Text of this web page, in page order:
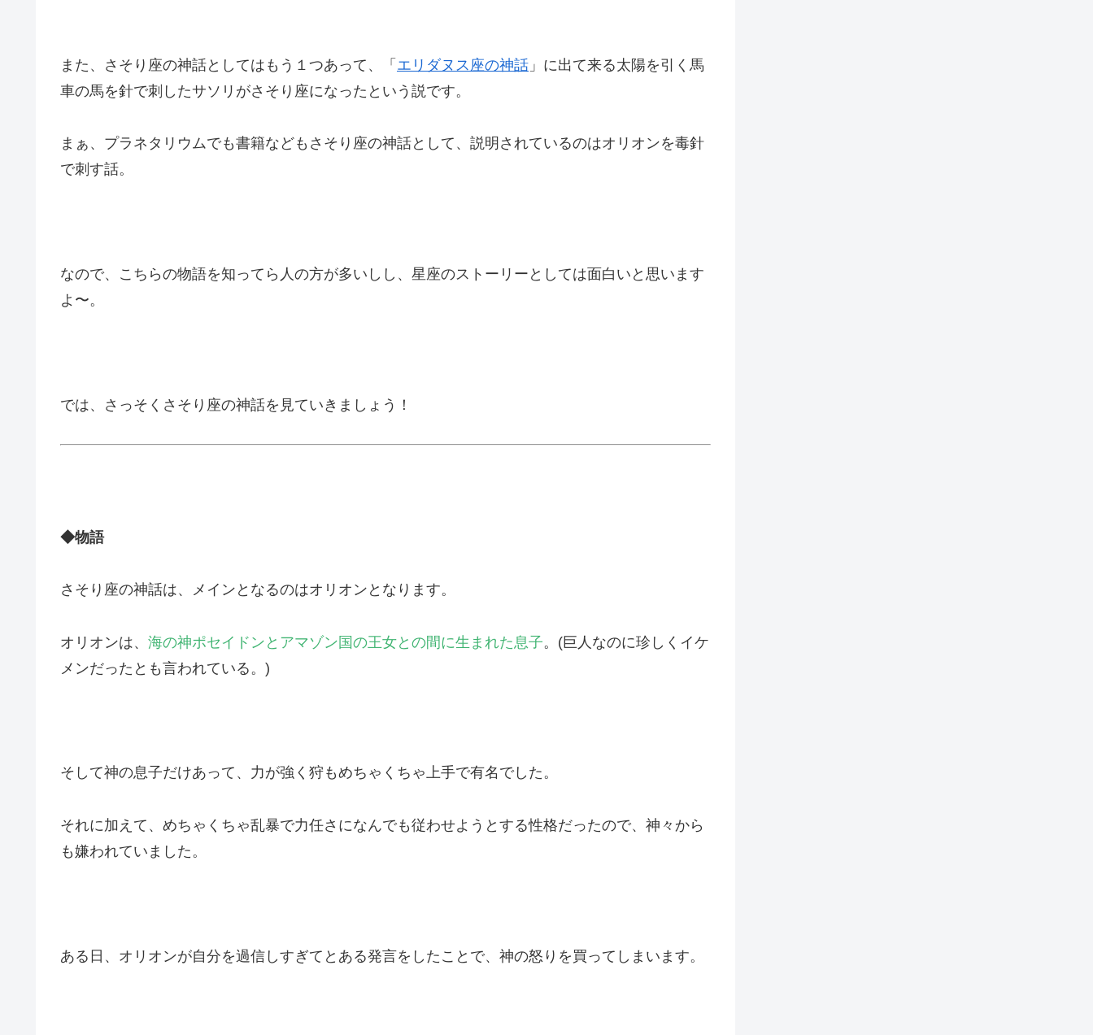
また、さそり座の神話としてはもう１つあって、「 エリダヌス座の神話 」に出て来る太陽を引く馬
車の馬を針で刺したサソリがさそり座になったという説です。
まぁ、プラネタリウムでも書籍などもさそり座の神話として、説明されているのはオリオンを毒針
で刺す話。
なので、こちらの物語を知ってら人の方が多いしし、星座のストーリーとしては面白いと思います
よ〜。
では、さっそくさそり座の神話を見ていきましょう！
◆物語
さそり座の神話は、メインとなるのはオリオンとなります。
オリオンは、 海の神ポセイドンとアマゾン国の王女との間に生まれた息子。(巨人なのに珍しくイケ
メンだったとも言われている。)
そして神の息子だけあって、力が強く狩もめちゃくちゃ上手で有名でした。
それに加えて、 めちゃくちゃ乱暴で力任さになんでも従わせようとする性格だったので、神々から
も嫌われていました 。
ある日、オリオンが自分を過信しすぎてとある発言をしたことで、神の怒りを買ってしまいます。